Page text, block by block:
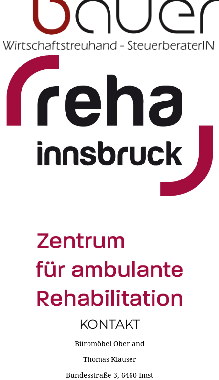
KONTAKT
Büromöbel Oberland
Thomas Klauser
Bundesstraße 3, 6460 Imst